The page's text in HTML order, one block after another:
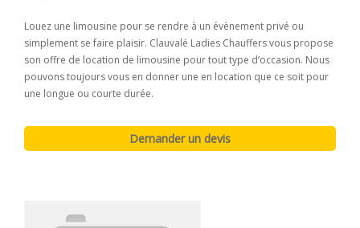
Louez une limousine pour se rendre à un évènement privé ou
simplement se faire plaisir. Clauvalé Ladies Chauffers vous propose
son offre de location de limousine pour tout type d’occasion. Nous
pouvons toujours vous en donner une en location que ce soit pour
une longue ou courte durée.